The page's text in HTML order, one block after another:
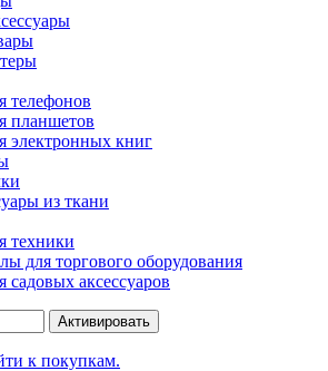
телефонов
планшетов
электронных книг
из ткани
техники
для торгового оборудования
садовых аксессуаров
к покупкам.